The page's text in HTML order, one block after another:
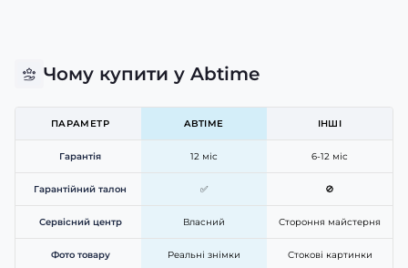
Чому купити у Abtime
ПАРАМЕТР ABTIME ІНШІ
Гарантія 12 міс 6-12 міс
Гарантійний талон ✅ 🚫
Сервісний центр Власний Стороння майстерня
Фото товару Реальні знімки Стокові картинки